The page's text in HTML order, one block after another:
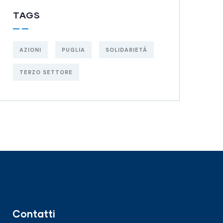
TAGS
AZIONI PUGLIA SOLIDARIETÀ
TERZO SETTORE
Contatti